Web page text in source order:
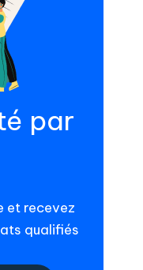
par
et recevez
qualifiés